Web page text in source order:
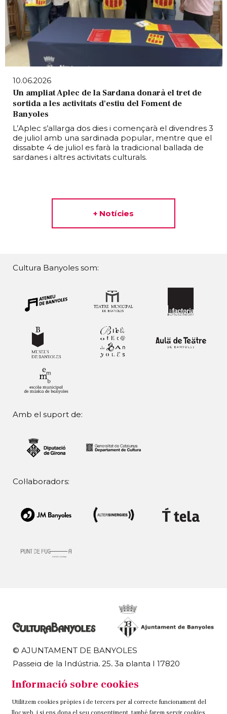
10.06.2026
Un ampliat Aplec de la Sardana donarà el tret de
sortida a les activitats d'estiu del Foment de
Banyoles
L’Aplec s’allarga dos dies i començarà el divendres 3
de juliol amb una sardinada popular, mentre que el
dissabte 4 de juliol es farà la tradicional ballada de
sardanes i altres activitats culturals.
+ Notícies
Cultura Banyoles som:
Amb el suport de:
Col·laboradors:
© AJUNTAMENT DE BANYOLES
Passeig de la Indústria, 25, 3a planta | 17820
972 58 18 48 | 972 57 00 50
Sitemap Avís Legal Ús de Cookies Contacteu
Informació sobre cookies
Utilitzem cookies pròpies i de tercers per al correcte funcionament del